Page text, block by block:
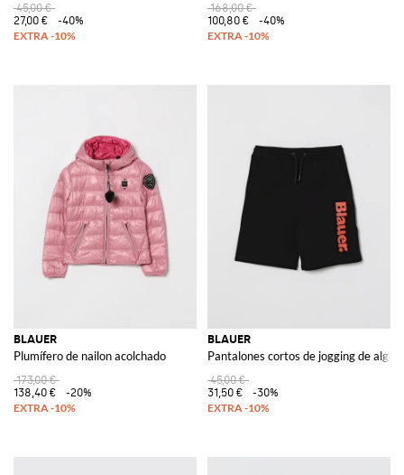
45,00 €
27,00 €
-40%
168,00 €
100,80 €
-40%
BLAUER
Plumífero de nailon acolchado
173,00 €
138,40 €
-20%
BLAUER
Pantalones cortos de jogging de
45,00 €
31,50 €
-30%